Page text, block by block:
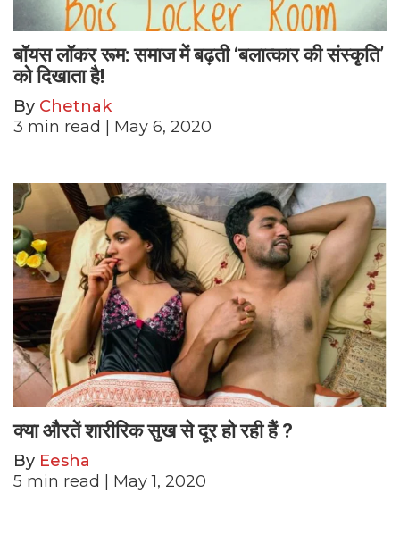
बॉयस लॉकर रूम: समाज में बढ़ती ‘बलात्कार की संस्कृति’
को दिखाता है!
By Chetnak
3 min read | May 6, 2020
क्या औरतें शारीरिक सुख से दूर हो रही हैं ?
By Eesha
5 min read | May 1, 2020